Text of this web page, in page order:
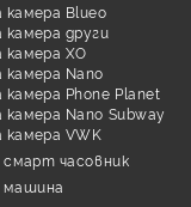
Blueo
други
XO
Nano
Phone Planet
Nano Subway
VWK
часовник
машина